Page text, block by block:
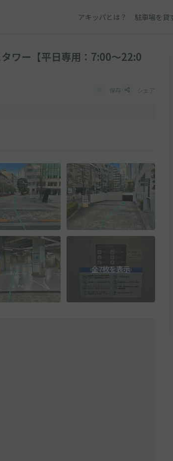
アキッパとは？ 駐車場を貸
ワー【平日専用：7:00～22:0
保存 シェア
全7枚を表示